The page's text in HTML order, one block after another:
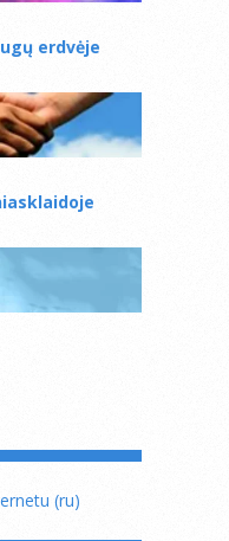
erdvėje
(ru)